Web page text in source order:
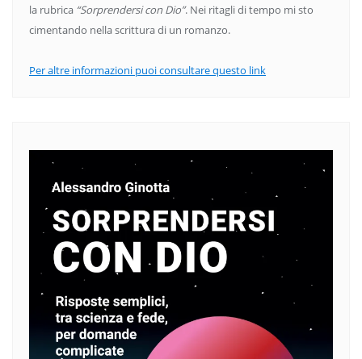
la rubrica “Sorprendersi con Dio”. Nei ritagli di tempo mi sto
cimentando nella scrittura di un romanzo.
Per altre informazioni puoi consultare questo link